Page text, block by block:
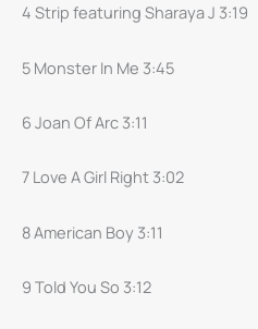
4 Strip featuring Sharaya J 3:19
5 Monster In Me 3:45
6 Joan Of Arc 3:11
7 Love A Girl Right 3:02
8 American Boy 3:11
9 Told You So 3:12